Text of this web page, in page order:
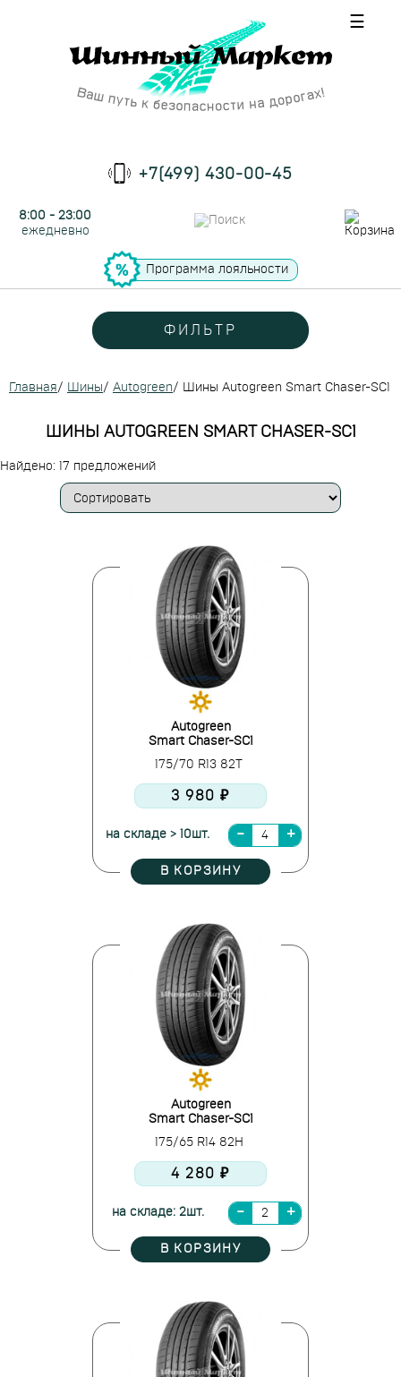
☰
+7(499) 430-00-45
8:00 - 23:00
ежедневно
Программа лояльности
ФИЛЬТР
Главная/ Шины/ Autogreen/ Шины Autogreen Smart Chaser-SC1
ШИНЫ AUTOGREEN SMART CHASER-SC1
Найдено: 17 предложений
Autogreen
Smart Chaser-SC1
175/70 R13 82T
3 980 ₽
на складе > 10шт.
В КОРЗИНУ
Autogreen
Smart Chaser-SC1
175/65 R14 82H
4 280 ₽
на складе: 2шт.
В КОРЗИНУ